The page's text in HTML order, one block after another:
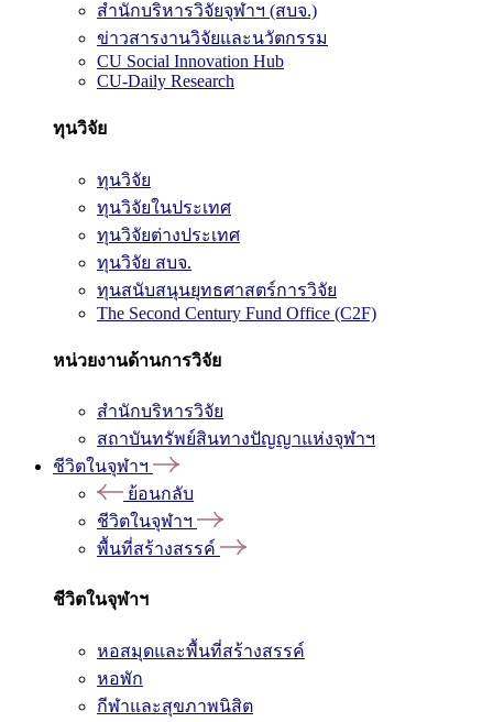
สำนักบริหารวิจัยจุฬาฯ (สบจ.)
ข่าวสารงานวิจัยและนวัตกรรม
CU Social Innovation Hub
CU-Daily Research
ทุนวิจัย
ทุนวิจัย
ทุนวิจัยในประเทศ
ทุนวิจัยต่างประเทศ
ทุนวิจัย สบจ.
ทุนสนับสนุนยุทธศาสตร์การวิจัย
The Second Century Fund Office (C2F)
หน่วยงานด้านการวิจัย
สำนักบริหารวิจัย
สถาบันทรัพย์สินทางปัญญาแห่งจุฬาฯ
ชีวิตในจุฬาฯ
ย้อนกลับ
ชีวิตในจุฬาฯ
พื้นที่สร้างสรรค์
ชีวิตในจุฬาฯ
หอสมุดและพื้นที่สร้างสรรค์
หอพัก
กีฬาและสุขภาพนิสิต